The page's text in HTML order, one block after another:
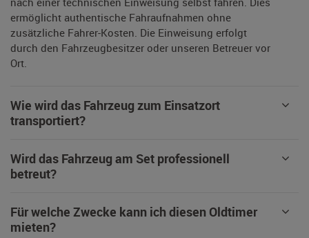
ermöglicht authentische Fahraufnahmen ohne
zusätzliche Fahrer-Kosten. Die Einweisung erfolgt
durch den Fahrzeugbesitzer oder unseren Betreuer vor
Ort.
Wie wird das Fahrzeug zum Einsatzort
transportiert?
Wird das Fahrzeug am Set professionell
betreut?
Für welche Zwecke kann ich diesen Oldtimer
mieten?